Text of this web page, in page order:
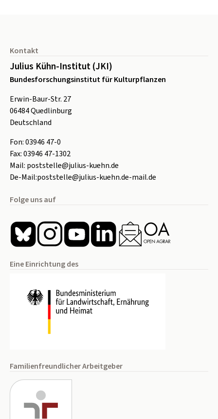
Kontakt
Julius Kühn-Institut (JKI)
Bundesforschungsinstitut für Kulturpflanzen
Erwin-Baur-Str. 27
06484Quedlinburg
Deutschland
Fon:03946 47-0
Fax:03946 47-1302
Mail: poststelle@julius-kuehn.de
De-Mail:poststelle@julius-kuehn.de-mail.de
Folge uns auf
Eine Einrichtung des
Familienfreundlicher Arbeitgeber